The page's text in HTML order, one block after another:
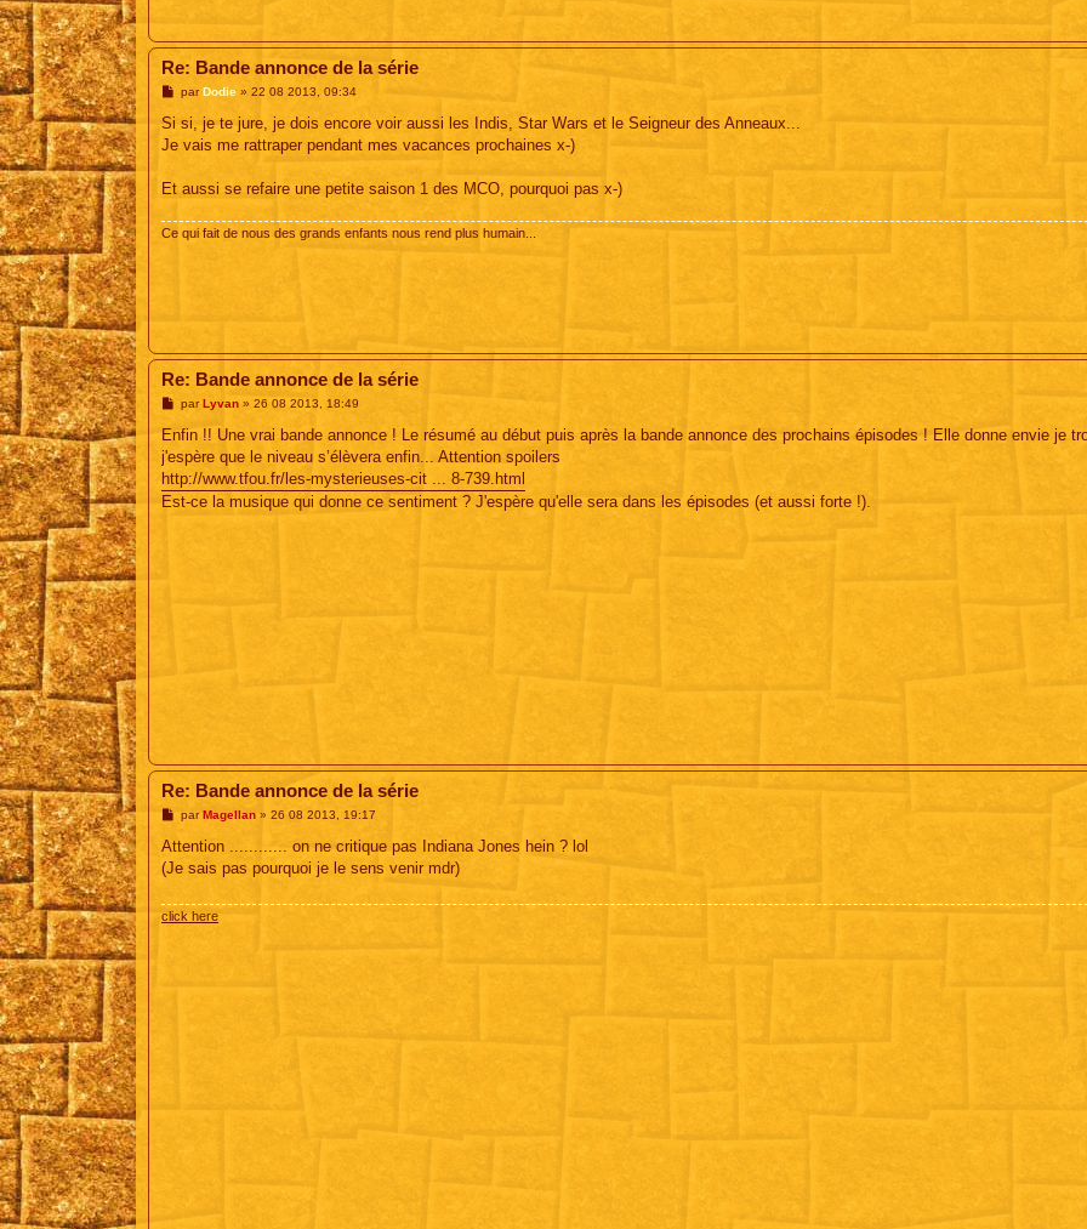
Re: Bande annonce de la série
M
s
a
parDodie» 22 08 2013, 09:34
Si si, je te jure, je dois encore voir aussi les Indis, Star Wars et le Seigneur des Anneaux...
Je vais me rattraper pendant mes vacances prochaines x-)
Et aussi se refaire une petite saison 1 des MCO, pourquoi pas x-)
Ce qui fait de nous des grands enfants nous rend plus humain...
Re: Bande annonce de la série
M
s
a
g
e
par Lyvan» 26 08 2013, 18:49
Enfin !! Une vrai bande annonce ! Le résumé au début puis après la bande annonce des prochains épisodes ! Elle donne envie je
j'espère que le niveau s’élèvera enfin... Attention spoilers
http://www.tfou.fr/les-mysterieuses-cit ... 8-739.html
Est-ce la musique qui donne ce sentiment ? J'espère qu'elle sera dans les épisodes (et aussi forte !).
Re: Bande annonce de la série
M
s
a
parMagellan» 26 08 2013, 19:17
Attention ............ on ne critique pas Indiana Jones hein ? lol
(Je sais pas pourquoi je le sens venir mdr)
click here